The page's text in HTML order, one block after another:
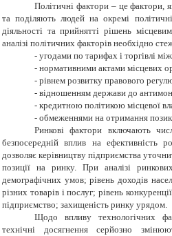
Політичні фактори – це фактори,
та поділяють людей на окремі
діяльності та прийнятті рішень
аналізі політичних факторів необхідно
- угодами по тарифах і торгівлі
- нормативними актами місцевих
- рівнем розвитку правового
- відношенням держави до
- кредитною політикою місцевої
- обмеженнями на отримання
Ринкові фактори включають
безпосередній вплив на ефективність
дозволяє керівництву підприємства
позиції на ринку. При аналізі
демографічних умов; рівень доходів
різних товарів і послуг; рівень
підприємство; захищеність ринку урядом.
Щодо впливу технологічних
технічні досягнення серйозно